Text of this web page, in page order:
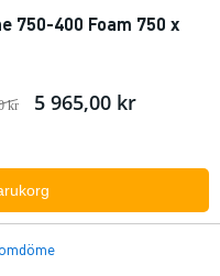
750-400 Foam 750 x
kr 5 965,00 kr